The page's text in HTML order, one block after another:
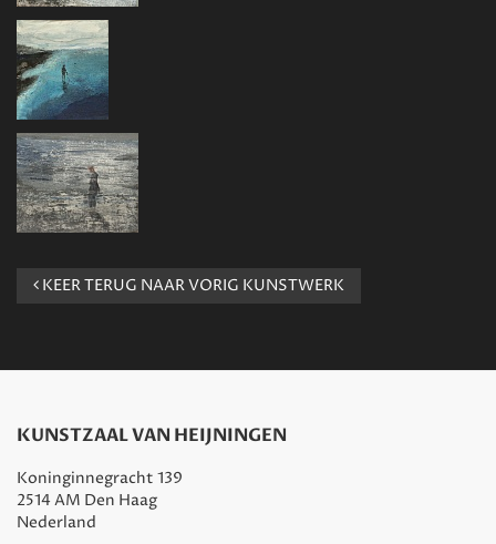
KEER TERUG NAAR VORIG KUNSTWERK
KUNSTZAAL VAN HEIJNINGEN
Koninginnegracht 139
2514 AM Den Haag
Nederland